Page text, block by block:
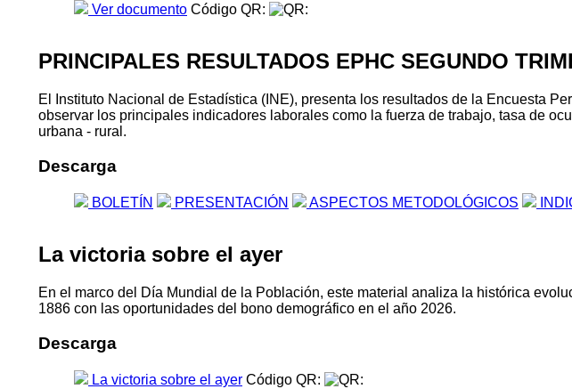
Ver documento Código QR:
PRINCIPALES RESULTADOS EPHC SEGUNDO
El Instituto Nacional de Estadística (INE), presenta los resultados de la Encuesta
observar los principales indicadores laborales como la fuerza de trabajo, tasa de
urbana - rural.
Descarga
BOLETÍN PRESENTACIÓN ASPECTOS METODOLÓGICOS
La victoria sobre el ayer
En el marco del Día Mundial de la Población, este material analiza la histórica
1886 con las oportunidades del bono demográfico en el año 2026.
Descarga
La victoria sobre el ayer Código QR: